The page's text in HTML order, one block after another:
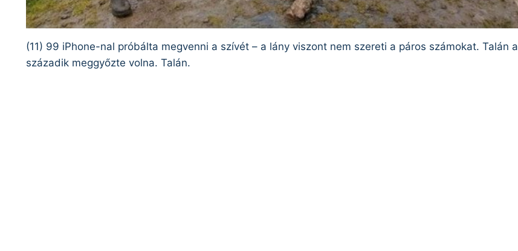
(11) 99 iPhone-nal próbálta megvenni a szívét – a lány viszont nem szereti a páros számokat. Talán a
századik meggyőzte volna. Talán.